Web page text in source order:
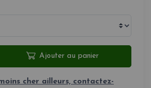
Ajouter au panier
cher ailleurs, contactez-